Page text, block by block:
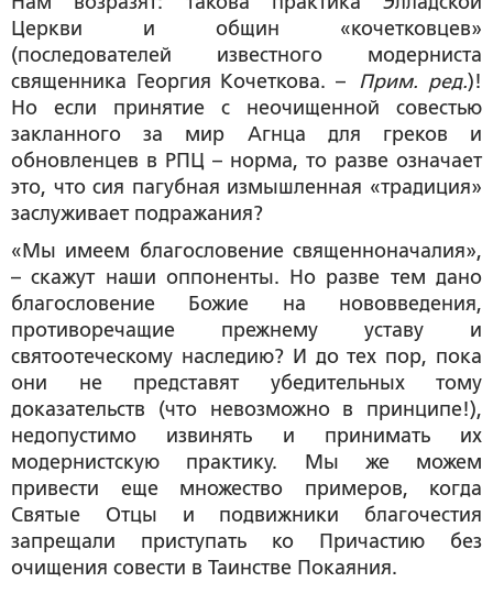
Церкви и общин «кочетковцев»
(последователей известного модерниста
священника Георгия Кочеткова. – Прим. ред.)!
Но если принятие с неочищенной совестью
закланного за мир Агнца для греков и
обновленцев в РПЦ – норма, то разве означает
это, что сия пагубная измышленная «традиция»
заслуживает подражания?
«Мы имеем благословение священноначалия»,
– скажут наши оппоненты. Но разве тем дано
благословение Божие на нововведения,
противоречащие прежнему уставу и
святоотеческому наследию? И до тех пор, пока
они не представят убедительных тому
доказательств (что невозможно в принципе!),
недопустимо извинять и принимать их
модернистскую практику. Мы же можем
привести еще множество примеров, когда
Святые Отцы и подвижники благочестия
запрещали приступать ко Причастию без
очищения совести в Таинстве Покаяния.